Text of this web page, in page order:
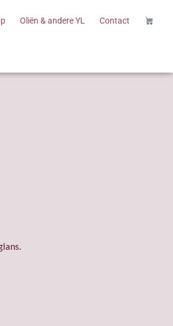
Oliën & andere YL Contact